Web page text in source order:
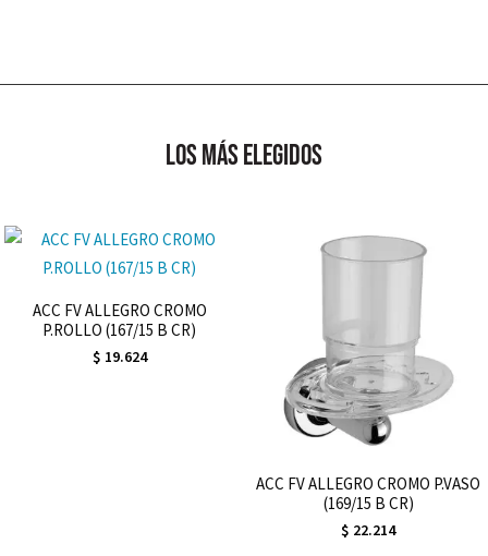
los más elegidos
ACC FV ALLEGRO CROMO
P.ROLLO (167/15 B CR)
$ 19.624
ACC FV ALLEGRO CROMO P.VASO
(169/15 B CR)
$ 22.214